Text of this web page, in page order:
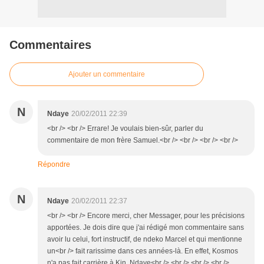
Commentaires
Ajouter un commentaire
N Ndaye 20/02/2011 22:39
<br /> <br /> Errare! Je voulais bien-sûr, parler du
commentaire de mon frère Samuel.<br /> <br /> <br /> <br />
Répondre
N Ndaye 20/02/2011 22:37
<br /> <br /> Encore merci, cher Messager, pour les précisions
apportées. Je dois dire que j'ai rédigé mon commentaire sans
avoir lu celui, fort instructif, de ndeko Marcel et qui mentionne
un<br /> fait rarissime dans ces années-là. En effet, Kosmos